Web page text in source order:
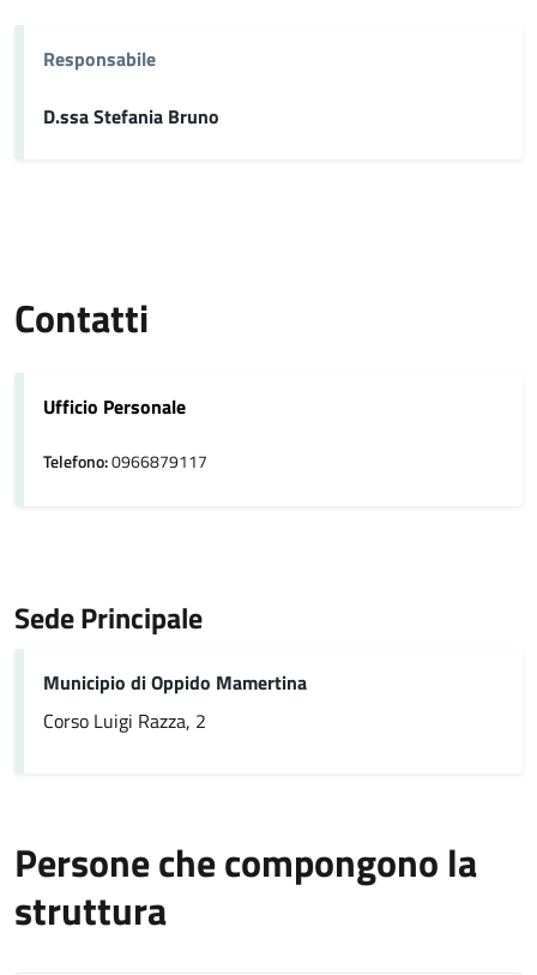
Responsabile
D.ssa Stefania Bruno
Contatti
Ufficio Personale
Telefono:0966879117
Sede Principale
Municipio di Oppido Mamertina
Corso Luigi Razza, 2
Persone che compongono la
struttura